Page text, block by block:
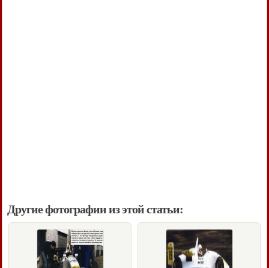
Другие фотографии из этой статьи: